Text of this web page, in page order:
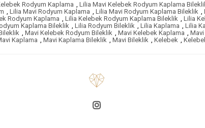
Rodyum Kaplama , Lilia Mavi Kelebek Rodyum Kaplama
, Lilia Mavi Rodyum Kaplama , Lilia Mavi Rodyum Kaplama Bileklik ,
Rodyum Kaplama , Lilia Kelebek Rodyum Kaplama Bileklik , Lilia
Kaplama Bileklik , Lilia Rodyum Bileklik , Lilia Kaplama , Lilia
, Mavi Kelebek Rodyum Bileklik , Mavi Kelebek Kaplama ,
Kaplama , Mavi Kaplama Bileklik , Mavi Bileklik , Kelebek ,